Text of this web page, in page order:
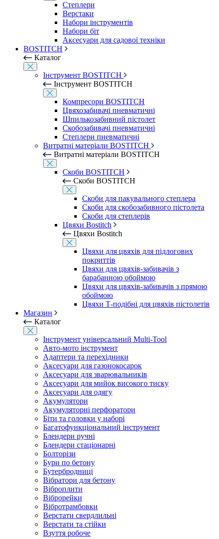
Степлери
Верстаки
Набори інструментів
Набори біт
Аксесуари для садової техніки
BOSTITCH
Каталог
Інструмент BOSTITCH
Інструмент BOSTITCH
Компресори BOSTITCH
Цвяхозабивачі пневматичні
Шпилькозабивний пістолет
Скобозабивачі пневматичні
Степлери пневматичні
Витратні матеріали BOSTITCH
Витратні матеріали BOSTITCH
Скоби BOSTITCH
Скоби BOSTITCH
Скоби для пакувального степлера
Скоби для скобозабивного пістолета
Скоби для степлерів
Цвяхи Bostitch
Цвяхи Bostitch
Цвяхи для цвяхів для підлогових
покриттів
Цвяхи для цвяхів-забивачів з
барабанною обоймою
Цвяхи для цвяхів-забивачів з прямою
обоймою
Цвяхи Т-подібні для цвяхів пістолетів
Магазин
Каталог
Інструмент універсальний Multi-Tool
Авто-мото інструмент
Адаптери та перехідники
Аксесуари для газонокосарок
Аксесуари для зварювальників
Аксесуари для мийок високого тиску
Аксесуари для одягу
Акумулятори
Акумуляторні перфоратори
Біти та головки у наборі
Багатофункціональний інструмент
Блендери ручні
Блендери стаціонарні
Болторізи
Бури по бетону
Бутербродниці
Вібратори для бетону
Віброплити
Віброрейки
Вібротрамбовки
Верстати свердлильні
Верстати та стійки
Взуття робоче